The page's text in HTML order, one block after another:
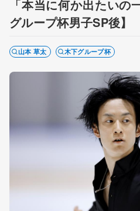
「本当に何か出たい
グループ杯男子SP後】
山本 草太 木下グループ杯